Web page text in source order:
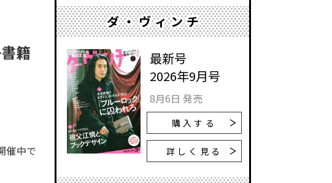
籍
催中で
ダ・ヴィンチ
最新号
2026年9月号
8月6日 発売
購入する
詳しく見る